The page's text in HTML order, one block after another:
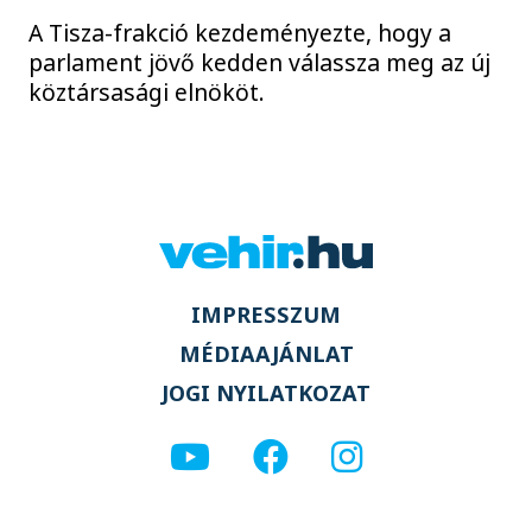
A Tisza-frakció kezdeményezte, hogy a
parlament jövő kedden válassza meg az új
köztársasági elnököt.
IMPRESSZUM
MÉDIAAJÁNLAT
JOGI NYILATKOZAT